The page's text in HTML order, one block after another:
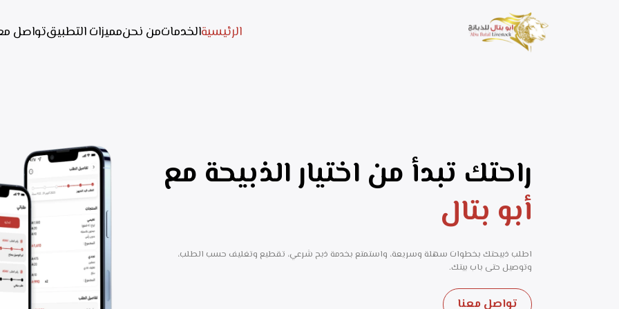
الرئيسيةالخدماتمن نحنمميزات التطبيقتواصل
راحتك تبدأ من اختيار الذبيحة مع
أبو بتال
اطلب ذبيحتك بخطوات سهلة وسريعة، واستمتع بخدمة ذبح شرعي، تقطيع وتغليف حسب الطلب،
وتوصيل حتى باب بيتك.
تواصل معنا